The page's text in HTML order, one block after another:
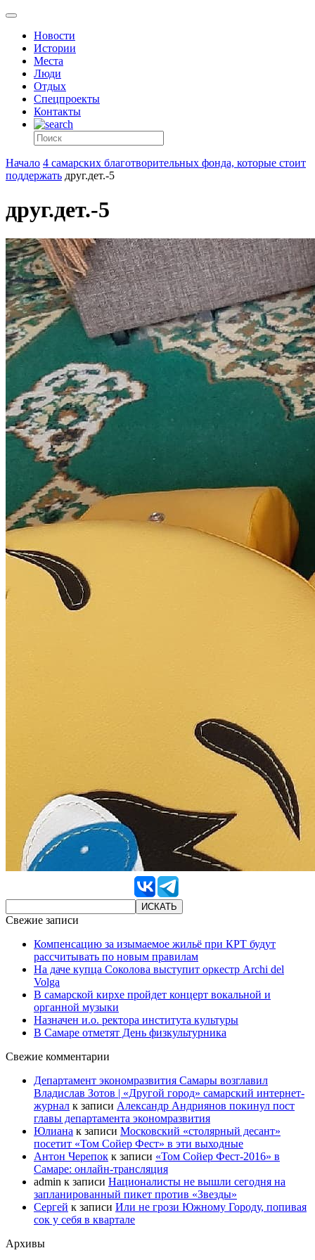
Новости
Истории
Места
Люди
Отдых
Спецпроекты
Контакты
Начало 4 самарских благотворительных фонда, которые стоит
поддержать друг.дет.-5
друг.дет.-5
Свежие записи
Компенсацию за изымаемое жильё при КРТ будут
рассчитывать по новым правилам
На даче купца Соколова выступит оркестр Archi del
Volga
В самарской кирхе пройдет концерт вокальной и
органной музыки
Назначен и.о. ректора института культуры
В Самаре отметят День физкультурника
Свежие комментарии
Департамент экономразвития Самары возглавил
Владислав Зотов | «Другой город» самарский интернет-
журнал к записи Александр Андриянов покинул пост
главы департамента экономразвития
Юлиана к записи Московский «столярный десант»
посетит «Том Сойер Фест» в эти выходные
Антон Черепок к записи «Том Сойер Фест-2016» в
Самаре: онлайн-трансляция
admin к записи Националисты не вышли сегодня на
запланированный пикет против «Звезды»
Сергей к записи Или не грози Южному Городу, попивая
сок у себя в квартале
Архивы